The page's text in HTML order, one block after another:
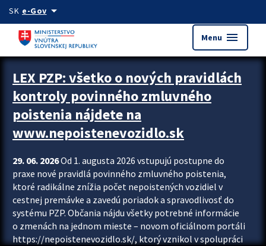
Preskocit na hlavný obsah
SK e-Govarrow_drop_down
Menu menu
Zastavit automatický posun upútavok
LEX PZP: všetko o nových pravidlách
kontroly povinného zmluvného
poistenia nájdete na
www.nepoistenevozidlo.sk
29. 06. 2026Od 1. augusta 2026 vstupujú postupne do
praxe nové pravidlá povinného zmluvného poistenia,
ktoré radikálne znížia počet nepoistených vozidiel v
cestnej premávke a zavedú poriadok a spravodlivosť do
systému PZP. Občania nájdu všetky potrebné informácie
o zmenách na jednom mieste – novom oficiálnom portáli
https://nepoistenevozidlo.sk/, ktorý vznikol v spolupráci